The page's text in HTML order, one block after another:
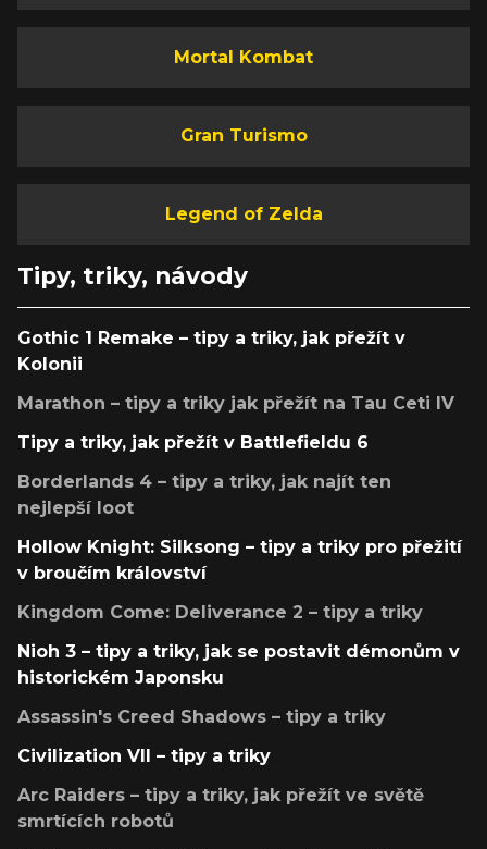
Mortal Kombat
Gran Turismo
Legend of Zelda
Tipy, triky, návody
Gothic 1 Remake – tipy a triky, jak přežít v
Kolonii
Marathon – tipy a triky jak přežít na Tau Ceti IV
Tipy a triky, jak přežít v Battlefieldu 6
Borderlands 4 – tipy a triky, jak najít ten
nejlepší loot
Hollow Knight: Silksong – tipy a triky pro přežití
v broučím království
Kingdom Come: Deliverance 2 – tipy a triky
Nioh 3 – tipy a triky, jak se postavit démonům v
historickém Japonsku
Assassin's Creed Shadows – tipy a triky
Civilization VII – tipy a triky
Arc Raiders – tipy a triky, jak přežít ve světě
smrtících robotů